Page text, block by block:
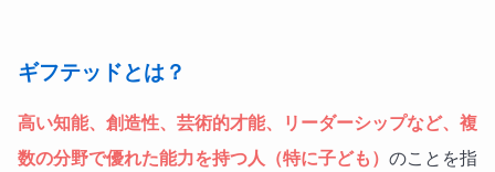
ギフテッドとは？
高い知能、創造性、芸術的才能、リーダーシップなど、複
数の分野で優れた能力を持つ人（特に子ども） のことを指